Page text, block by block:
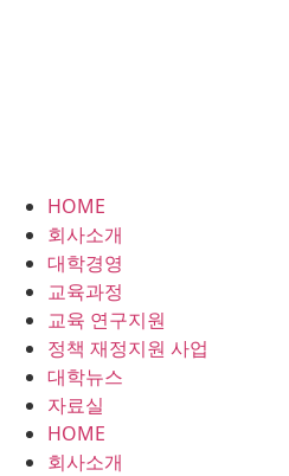
HOME
회사소개
대학경영
교육과정
교육 연구지원
정책 재정지원 사업
대학뉴스
자료실
HOME
회사소개